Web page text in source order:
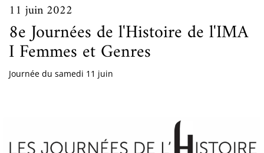
11 juin 2022
8e Journées de l'Histoire de l'IMA
I Femmes et Genres
Journée du samedi 11 juin